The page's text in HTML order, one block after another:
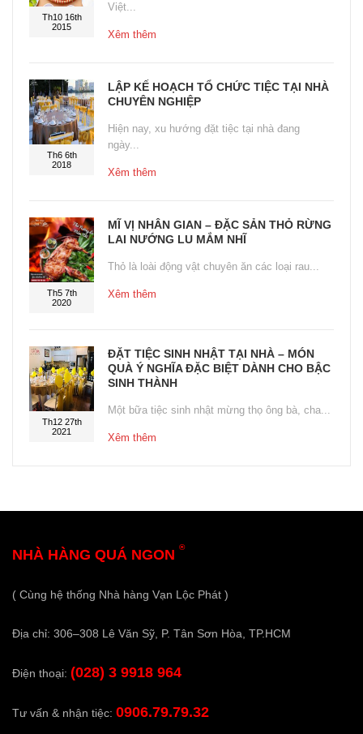
Th10 16th
2015
Việt...
Xêm thêm
Th6 6th
2018
LẬP KẾ HOẠCH TỔ CHỨC TIỆC TẠI NHÀ
CHUYÊN NGHIỆP
Hiện nay, xu hướng đặt tiệc tại nhà đang
ngày...
Xêm thêm
Th5 7th
2020
MĨ VỊ NHÂN GIAN – ĐẶC SẢN THỎ RỪNG
LAI NƯỚNG LU MẮM NHĨ
Thỏ là loài động vật chuyên ăn các loại rau...
Xêm thêm
Th12 27th
2021
ĐẶT TIỆC SINH NHẬT TẠI NHÀ – MÓN
QUÀ Ý NGHĨA ĐẶC BIỆT DÀNH CHO BẬC
SINH THÀNH
Một bữa tiệc sinh nhật mừng thọ ông bà, cha...
Xêm thêm
NHÀ HÀNG QUÁ NGON ®
( Cùng hệ thống Nhà hàng Vạn Lộc Phát )
Địa chỉ: 306–308 Lê Văn Sỹ, P. Tân Sơn Hòa, TP.HCM
Điện thoại: (028) 3 9918 964
Tư vấn & nhận tiệc: 0906.79.79.32